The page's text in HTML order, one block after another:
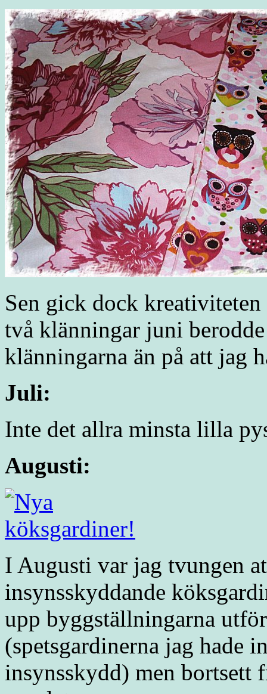
Sen gick dock
två klänningar juni
klänningarna än på att jag
Juli:
Inte det allra minsta lilla
Augusti:
I Augusti var jag tvungen
insynsskyddande
upp byggställningarna
(spetsgardinerna jag hade
insynsskydd) men bortsett